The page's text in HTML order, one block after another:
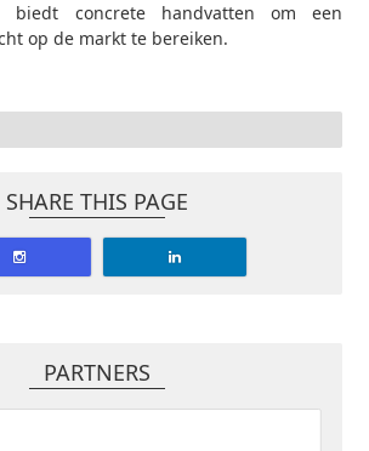
concrete handvatten om een
op de markt te bereiken.
SHARE THIS PAGE
PARTNERS